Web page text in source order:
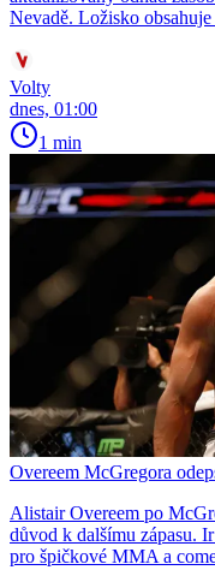
Nevadě. Ložisko
Volty
dnes, 01:00
1 min
Overeem McGregora
Alistair Overeem po
důvod k dalšímu zápasu.
pro špičkové MMA a